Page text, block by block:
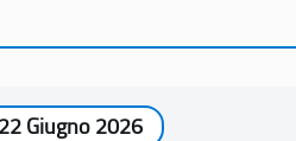
22 Giugno 2026